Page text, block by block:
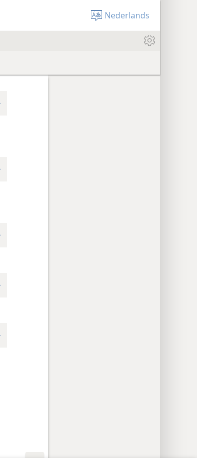
Nederlands